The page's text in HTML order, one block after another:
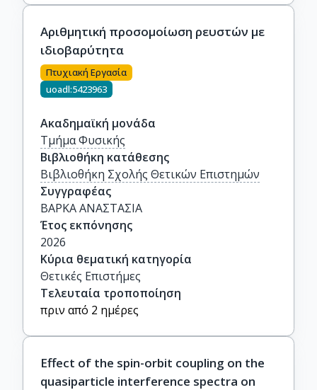
Αριθμητική προσομοίωση ρευστών με
ιδιοβαρύτητα
Πτυχιακή Εργασία
uoadl:5423963
Ακαδημαϊκή μονάδα
Τμήμα Φυσικής
Βιβλιοθήκη κατάθεσης
Βιβλιοθήκη Σχολής Θετικών Επιστημών
Συγγραφέας
ΒΑΡΚΑ ΑΝΑΣΤΑΣΙΑ
Έτος εκπόνησης
2026
Κύρια θεματική κατηγορία
Θετικές Επιστήμες
Τελευταία τροποποίηση
πριν από 2 ημέρες
Effect of the spin-orbit coupling on the
quasiparticle interference spectra on